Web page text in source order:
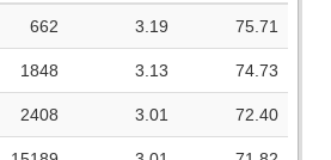
662 3.19 75.71
1848 3.13 74.73
2408 3.01 72.40